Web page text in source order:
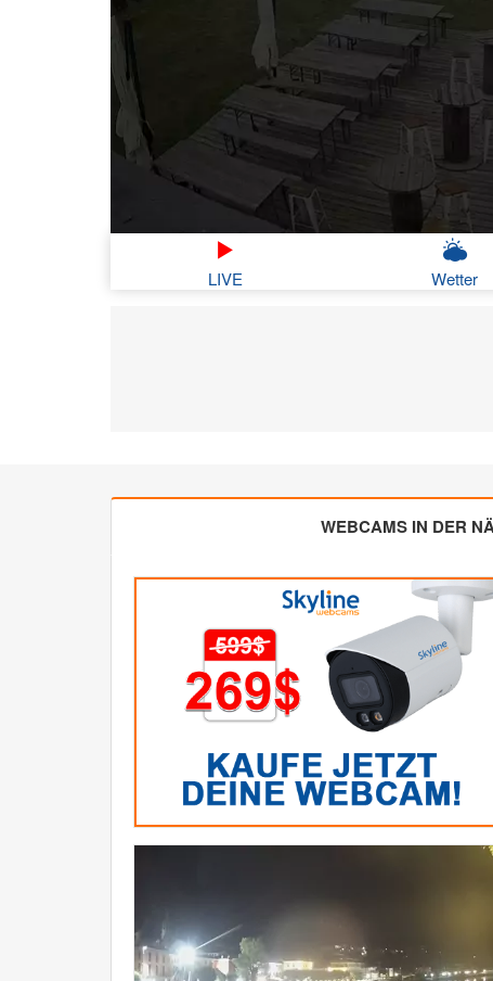
LIVE Wetter
WEBCAMS IN DER